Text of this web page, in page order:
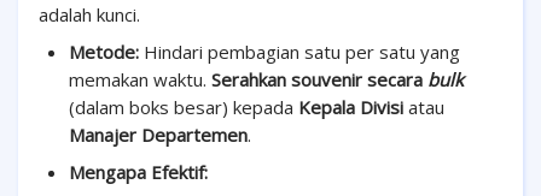
adalah kunci.
Metode: Hindari pembagian satu per satu yang
memakan waktu. Serahkan souvenir secara bulk
(dalam boks besar) kepada Kepala Divisi atau
Manajer Departemen.
Mengapa Efektif: